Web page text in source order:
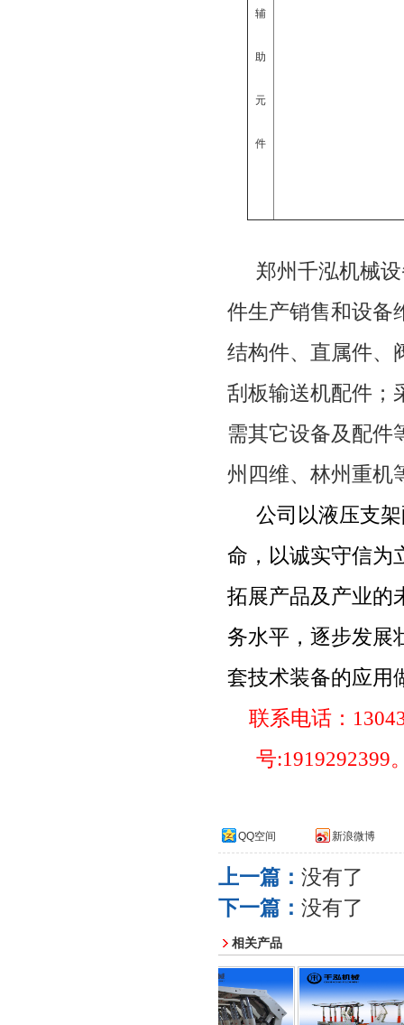
辅
助
元
件
郑州千泓机械
件生产销售和设备
结构件、直属件、
刮板输送机配件；
需其它设备及配件
州四维、林州重机
公司以液压支
命，以诚实守信为
拓展产品及产业的
务水平，逐步发展
套技术装备的应用
联系电话：
号:1919292399
QQ空间 新浪微博
上一篇： 没有了
下一篇： 没有了
相关产品